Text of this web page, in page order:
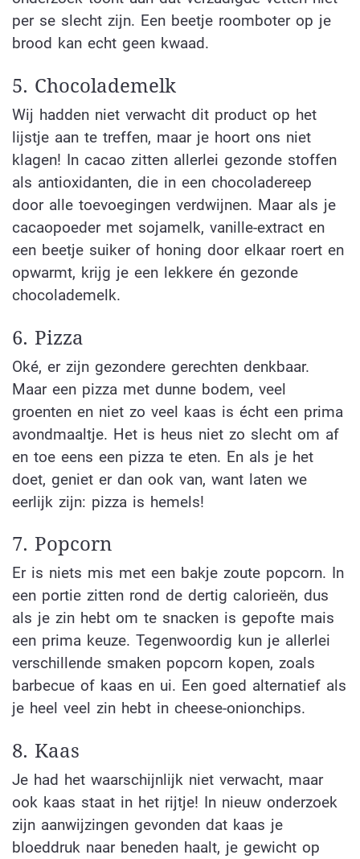
per se slecht zijn. Een beetje roomboter op je
brood kan echt geen kwaad.
5. Chocolademelk
Wij hadden niet verwacht dit product op het
lijstje aan te treffen, maar je hoort ons niet
klagen! In cacao zitten allerlei gezonde stoffen
als antioxidanten, die in een chocoladereep
door alle toevoegingen verdwijnen. Maar als je
cacaopoeder met sojamelk, vanille-extract en
een beetje suiker of honing door elkaar roert en
opwarmt, krijg je een lekkere én gezonde
chocolademelk.
6. Pizza
Oké, er zijn gezondere gerechten denkbaar.
Maar een pizza met dunne bodem, veel
groenten en niet zo veel kaas is écht een prima
avondmaaltje. Het is heus niet zo slecht om af
en toe eens een pizza te eten. En als je het
doet, geniet er dan ook van, want laten we
eerlijk zijn: pizza is hemels!
7. Popcorn
Er is niets mis met een bakje zoute popcorn. In
een portie zitten rond de dertig calorieën, dus
als je zin hebt om te snacken is gepofte mais
een prima keuze. Tegenwoordig kun je allerlei
verschillende smaken popcorn kopen, zoals
barbecue of kaas en ui. Een goed alternatief als
je heel veel zin hebt in cheese-onionchips.
8. Kaas
Je had het waarschijnlijk niet verwacht, maar
ook kaas staat in het rijtje! In nieuw onderzoek
zijn aanwijzingen gevonden dat kaas je
bloeddruk naar beneden haalt, je gewicht op